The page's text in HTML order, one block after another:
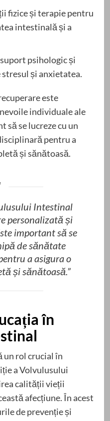
fizice și terapie pentru
intestinală și a
psihologic și
și anxietatea.
este
individuale ale
să se lucreze cu un
pentru a
și sănătoasă.
Intestinal
personalizată și
important să se
de sănătate
a asigura o
și sănătoasă.”
în
un rol crucial în
a Volvulusului
calității vieții
afecțiune. În acest
de prevenție și